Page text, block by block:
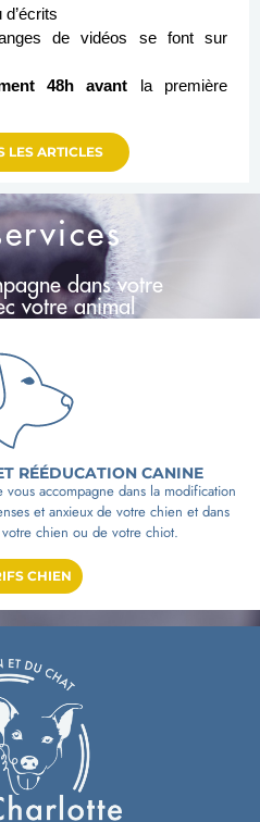
de vidéos se font sur
48h avant la première
LES ARTICLES
dans votre
votre animal
RÉÉDUCATION CANINE
accompagne dans la modification
et anxieux de votre chien et dans
chien ou de votre chiot.
CHIEN